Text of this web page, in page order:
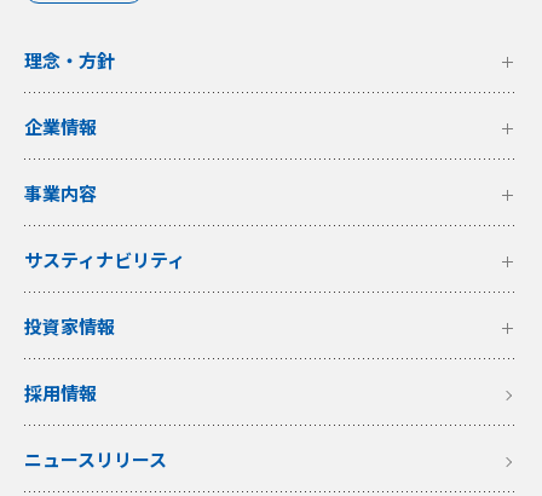
理念・方針
企業情報
事業内容
サスティナビリティ
投資家情報
採用情報
ニュースリリース